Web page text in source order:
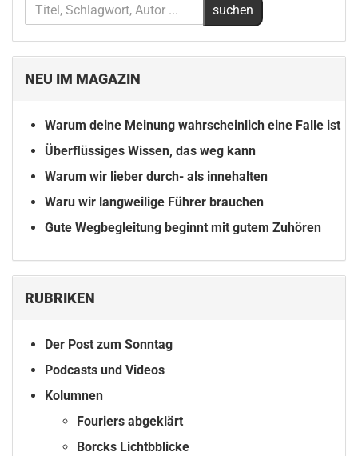
NEU IM MAGAZIN
Warum deine Meinung wahrscheinlich eine Falle ist
Überflüssiges Wissen, das weg kann
Warum wir lieber durch- als innehalten
Waru wir langweilige Führer brauchen
Gute Wegbegleitung beginnt mit gutem Zuhören
RUBRIKEN
Der Post zum Sonntag
Podcasts und Videos
Kolumnen
Fouriers abgeklärt
Borcks Lichtbblicke